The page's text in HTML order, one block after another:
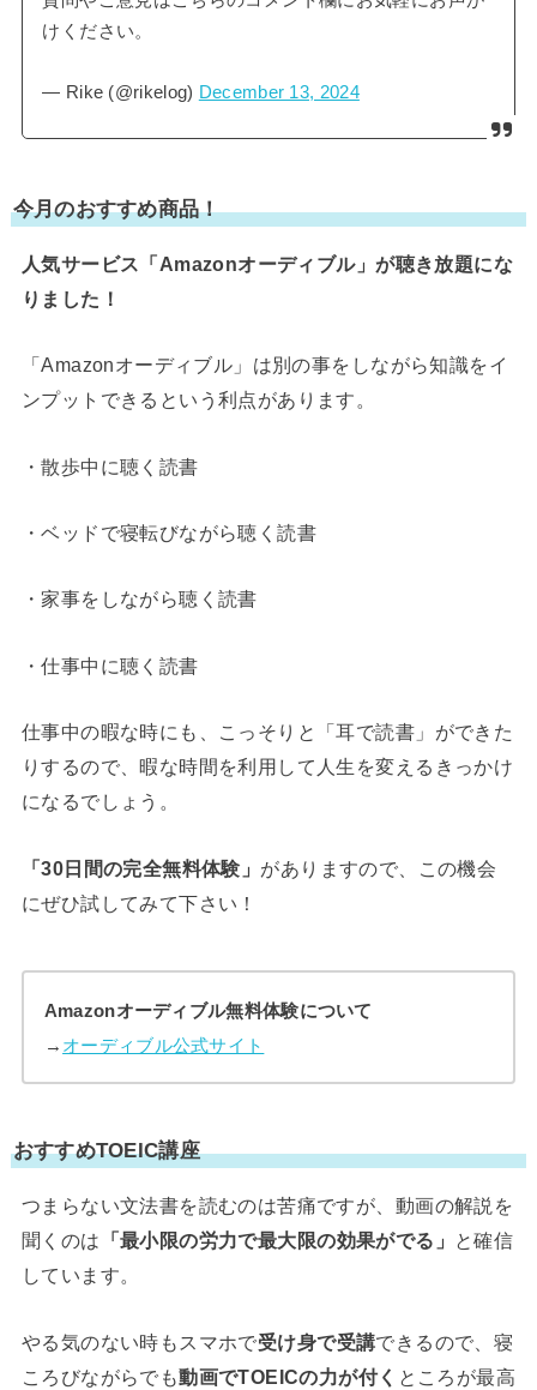
けください。
— Rike (@rikelog) December 13, 2024
今月のおすすめ商品！
人気サービス「Amazonオーディブル」が聴き放題にな
りました！
「Amazonオーディブル」は別の事をしながら知識をイ
ンプットできるという利点があります。
・散歩中に聴く読書
・ベッドで寝転びながら聴く読書
・家事をしながら聴く読書
・仕事中に聴く読書
仕事中の暇な時にも、こっそりと「耳で読書」ができた
りするので、暇な時間を利用して人生を変えるきっかけ
になるでしょう。
「30日間の完全無料体験」 がありますので、この機会
にぜひ試してみて下さい！
Amazonオーディブル無料体験について
→ オーディブル公式サイト
おすすめTOEIC講座
つまらない文法書を読むのは苦痛ですが、動画の解説を
聞くのは 「最小限の労力で最大限の効果がでる」
と確信
しています。
やる気のない時もスマホで受け身で受講できるので、寝
ころびながらでも動画でTOEICの力が付く ところが最高